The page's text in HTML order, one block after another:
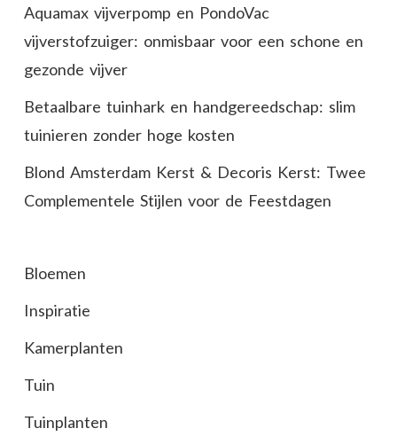
Aquamax vijverpomp en PondoVac
vijverstofzuiger: onmisbaar voor een schone en
gezonde vijver
Betaalbare tuinhark en handgereedschap: slim
tuinieren zonder hoge kosten
Blond Amsterdam Kerst & Decoris Kerst: Twee
Complementele Stijlen voor de Feestdagen
Bloemen
Inspiratie
Kamerplanten
Tuin
Tuinplanten